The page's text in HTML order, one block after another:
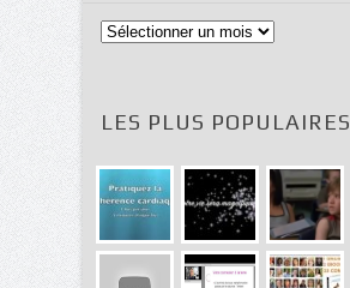
Archives
LES PLUS POPULAIRES